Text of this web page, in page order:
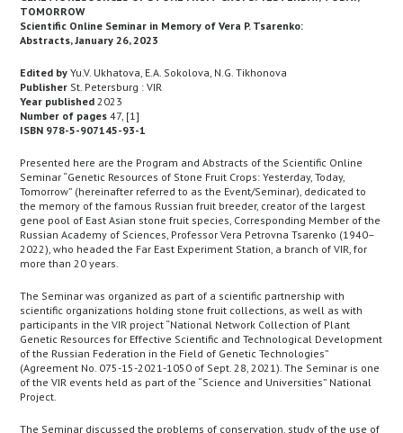
TOMORROW
Scientific Online Seminar in Memory of Vera P. Tsarenko:
Abstracts, January 26, 2023
Edited by Yu.V. Ukhatova, E.A. Sokolova, N.G. Tikhonova
Publisher St. Petersburg : VIR
Year published 2023
Number of pages 47, [1]
ISBN 978-5-907145-93-1
Presented here are the Program and Abstracts of the Scientific Online
Seminar “Genetic Resources of Stone Fruit Crops: Yesterday, Today,
Tomorrow” (hereinafter referred to as the Event/Seminar), dedicated to
the memory of the famous Russian fruit breeder, creator of the largest
gene pool of East Asian stone fruit species, Corresponding Member of the
Russian Academy of Sciences, Professor Vera Petrovna Tsarenko (1940–
2022), who headed the Far East Experiment Station, a branch of VIR, for
more than 20 years.
The Seminar was organized as part of a scientific partnership with
scientific organizations holding stone fruit collections, as well as with
participants in the VIR project “National Network Collection of Plant
Genetic Resources for Effective Scientific and Technological Development
of the Russian Federation in the Field of Genetic Technologies”
(Agreement No. 075-15-2021-1050 of Sept. 28, 2021). The Seminar is one
of the VIR events held as part of the “Science and Universities” National
Project.
The Seminar discussed the problems of conservation, study of the use of